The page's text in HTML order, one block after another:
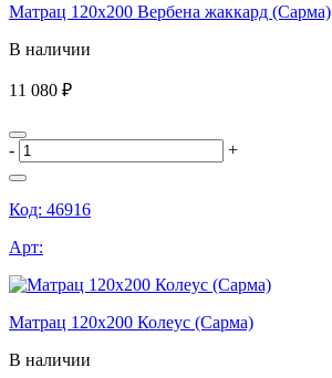
Матрац 120х200 Вербена жаккард (Сарма)
В наличии
11 080 ₽
- +
Код: 46916
Арт:
Матрац 120х200 Колеус (Сарма)
В наличии